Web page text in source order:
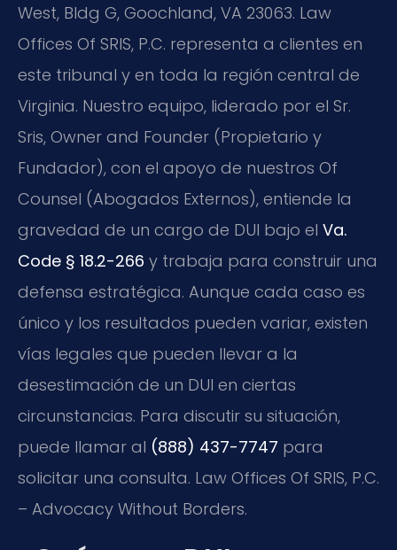
West, Bldg G, Goochland, VA 23063. Law
Offices Of SRIS, P.C. representa a clientes en
este tribunal y en toda la región central de
Virginia. Nuestro equipo, liderado por el Sr.
Sris, Owner and Founder (Propietario y
Fundador), con el apoyo de nuestros Of
Counsel (Abogados Externos), entiende la
gravedad de un cargo de DUI bajo el Va.
Code § 18.2-266 y trabaja para construir una
defensa estratégica. Aunque cada caso es
único y los resultados pueden variar, existen
vías legales que pueden llevar a la
desestimación de un DUI en ciertas
circunstancias. Para discutir su situación,
puede llamar al (888) 437-7747 para
solicitar una consulta. Law Offices Of SRIS, P.C.
– Advocacy Without Borders.